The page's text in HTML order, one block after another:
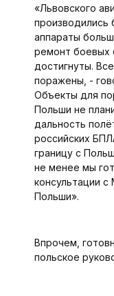
«Львовского
производились
аппараты
ремонт боевых
достигнуты.
поражены, -
Объекты для
Польши не
дальность
российских
границу с
не менее мы
консультации
Польши».
Впрочем,
польское